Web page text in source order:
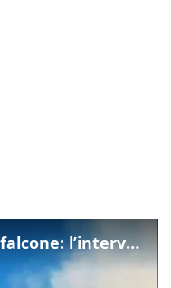
Incendio tra Duino e Monfalcone: l’intervento dei vigili del fuoco